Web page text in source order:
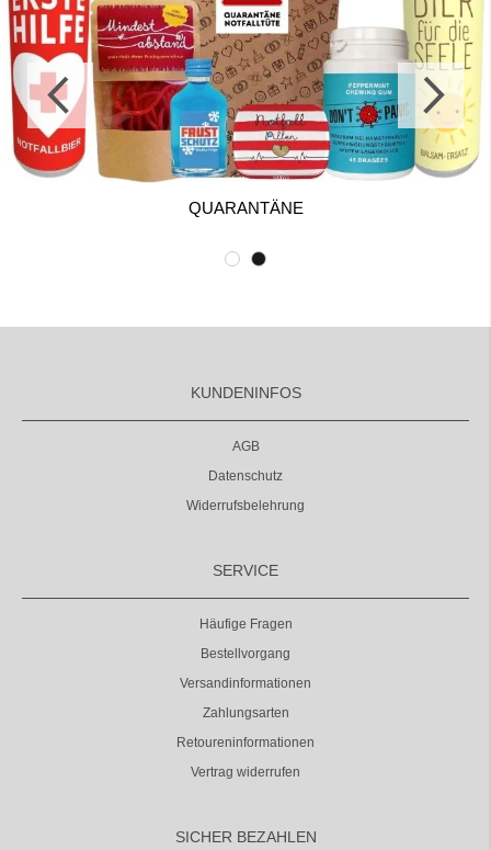
QUARANTÄNE
KUNDENINFOS
AGB
Datenschutz
Widerrufsbelehrung
SERVICE
Häufige Fragen
Bestellvorgang
Versandinformationen
Zahlungsarten
Retoureninformationen
Vertrag widerrufen
SICHER BEZAHLEN